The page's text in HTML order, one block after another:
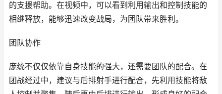
的支援帮助。在视频中，可以看到利用输出和控制技能的
相继释放，能够迅速改变战局，为团队带来胜利。
团队协作
庞统不仅仅依靠自身技能的强大，还需要团队的配合。在
团战经过中，建议与后排射手进行配合，先利用技能将敌